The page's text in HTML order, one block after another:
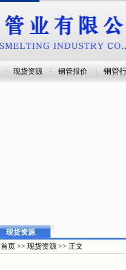
现货资源 钢管报价 钢管
现货资源
首页 >> 现货资源 >> 正文